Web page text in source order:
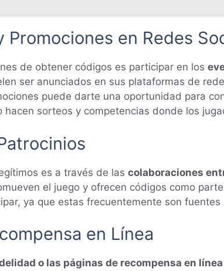
Promociones en Redes
de obtener códigos es participar en los
ser anunciados en sus plataformas de
puede darte una oportunidad para
hacen sorteos y competencias donde los
es a través de las colaboraciones
el juego y ofrecen códigos como
ya que estas frecuentemente son
en Línea
o las páginas de recompensa en línea